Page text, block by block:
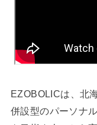
EZOBOLICは、北
併設型のパーソナ